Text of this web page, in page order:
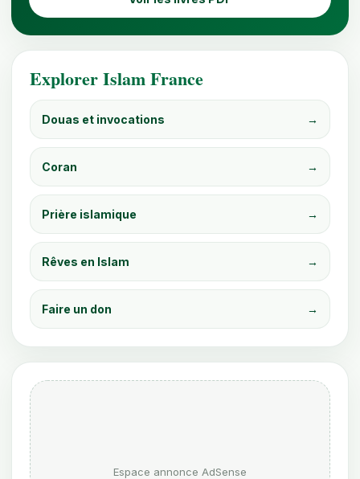
Explorer Islam France
Douas et invocations →
Coran →
Prière islamique →
Rêves en Islam →
Faire un don →
Espace annonce AdSense